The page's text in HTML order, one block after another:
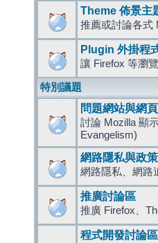
Theme 佈景主
推薦或討論各式
Plugin 外掛程
讓 Firefox 等瀏
特別議題
問題網站與網
討論 Mozilla 顯
Evangelism)
網路隱私與政
網路隱私、網路
推廣討論區
推廣 Firefox、
程式開發討論區